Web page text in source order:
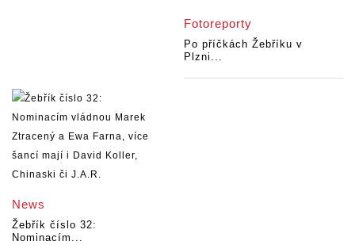
Fotoreporty
Po příčkách Žebříku v
Plzni...
News
Žebřík číslo 32:
Nominacím...